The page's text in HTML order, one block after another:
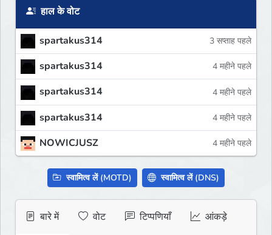
हाल के वोट
spartakus314 3 सप्ताह पहले
spartakus314 4 महीने पहले
spartakus314 4 महीने पहले
spartakus314 4 महीने पहले
NOWICJUSZ 4 महीने पहले
स्वामित्व लें (MOTD) स्वामित्व लें (DNS)
बारे में वोट टिप्पणियाँ आंकड़े